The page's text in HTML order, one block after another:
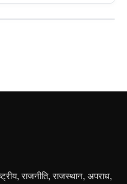
राजनीति, राजस्थान, अपराध,